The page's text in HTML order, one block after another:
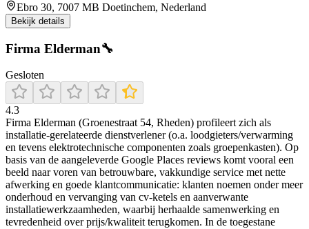
Ebro 30, 7007 MB Doetinchem, Nederland
Bekijk details
Firma Elderman🔧
Gesloten
4.3
Firma Elderman (Groenestraat 54, Rheden) profileert zich als
installatie-gerelateerde dienstverlener (o.a. loodgieters/verwarming
en tevens elektrotechnische componenten zoals groepenkasten). Op
basis van de aangeleverde Google Places reviews komt vooral een
beeld naar voren van betrouwbare, vakkundige service met nette
afwerking en goede klantcommunicatie: klanten noemen onder meer
onderhoud en vervanging van cv-ketels en aanverwante
installatiewerkzaamheden, waarbij herhaalde samenwerking en
tevredenheid over prijs/kwaliteit terugkomen. In de toegestane